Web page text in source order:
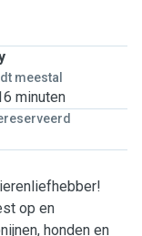
meestal
minuten
op en
honden en